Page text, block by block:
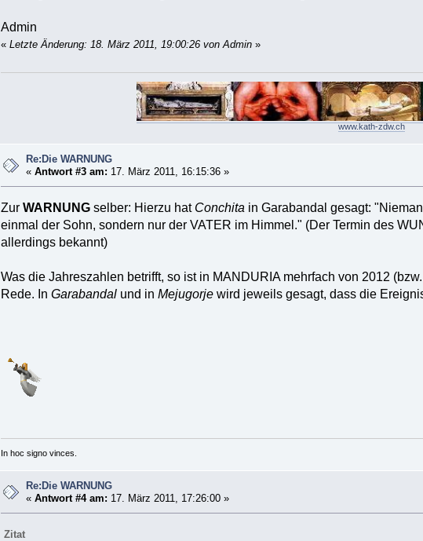
Admin
« Letzte Änderung: 18. März 2011, 19:00:26 von Admin »
www.kath-zdw.ch
Re:Die WARNUNG
«Antwort #3 am: 17. März 2011, 16:15:36 »
Zur WARNUNG selber: Hierzu hat Conchita in Garabandal gesagt:
einmal der Sohn, sondern nur der VATER im Himmel." (Der Termin des
allerdings bekannt)
Was die Jahreszahlen betrifft, so ist in MANDURIA mehrfach von 2012
Rede. In Garabandal und in Mejugorje wird jeweils gesagt, dass die
In hoc signo vinces.
Re:Die WARNUNG
«Antwort #4 am: 17. März 2011, 17:26:00 »
Zitat